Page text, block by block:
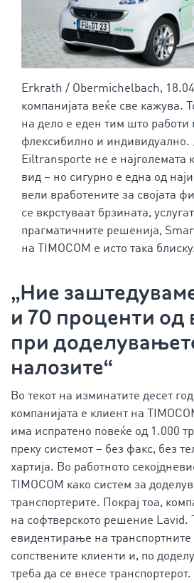
Erkrath / Obermichelbach,
компанијата веќе све кажува.
на дело е еден тим што работи
флексибилно и индивидуално.
Eiltransporte не е најголемата
вид – но сигурно е една од
вели вработените за својата
се вкрстуваат брзината,
прагматичните решенија,
на TIMOCOM е исто така блиску.
„Ние
и 70 проценти од
при
налозите“
Во текот на изминатите десет
компанијата е клиент на
има испратено повеќе од 1.000
преку системот – без факс, без
хартија. Во работното
TIMOCOM како систем за
транспортерите. Покрај тоа,
на софтверското решение Lavid.
евидентирање на
сопствените клиенти и, по
треба да се внесе транспортерот.